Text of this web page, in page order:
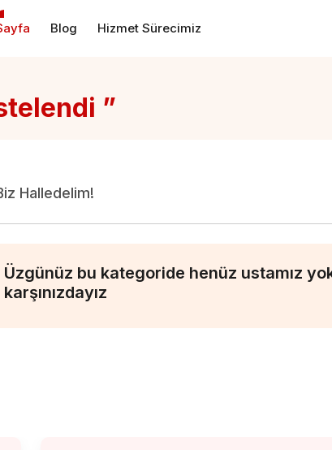
Blog Hizmet Sürecimiz
”
Halledelim!
Üzgünüz bu kategoride henüz ustamız
karşınızdayız